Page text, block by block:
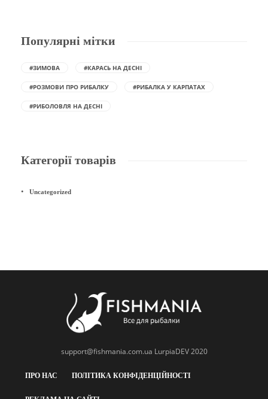
Популярні мітки
#ЗИМОВА #КАРАСЬ НА ДЕСНІ
#РОЗМОВИ ПРО РИБАЛКУ #РИБАЛКА У КАРПАТАХ
#РИБОЛОВЛЯ НА ДЕСНІ
Категорії товарів
Uncategorized
support@fishmania.com.ua LurpiaDEV 2020
ПРО НАС ПОЛІТИКА КОНФІДЕНЦІЙНОСТІ